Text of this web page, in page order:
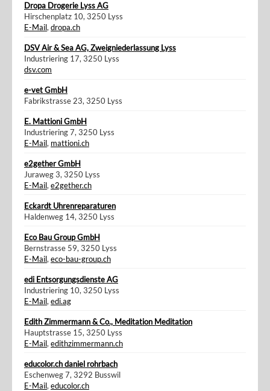
Dropa Drogerie Lyss AG
Hirschenplatz 10, 3250 Lyss
E-Mail, dropa.ch
DSV Air & Sea AG, Zweigniederlassung Lyss
Industriering 17, 3250 Lyss
dsv.com
e-vet GmbH
Fabrikstrasse 23, 3250 Lyss
E. Mattioni GmbH
Industriering 7, 3250 Lyss
E-Mail, mattioni.ch
e2gether GmbH
Juraweg 3, 3250 Lyss
E-Mail, e2gether.ch
Eckardt Uhrenreparaturen
Haldenweg 14, 3250 Lyss
Eco Bau Group GmbH
Bernstrasse 59, 3250 Lyss
E-Mail, eco-bau-group.ch
edi Entsorgungsdienste AG
Industriering 10, 3250 Lyss
E-Mail, edi.ag
Edith Zimmermann & Co., Meditation Meditation
Hauptstrasse 15, 3250 Lyss
E-Mail, edithzimmermann.ch
educolor.ch daniel rohrbach
Eschenweg 7, 3292 Busswil
E-Mail, educolor.ch